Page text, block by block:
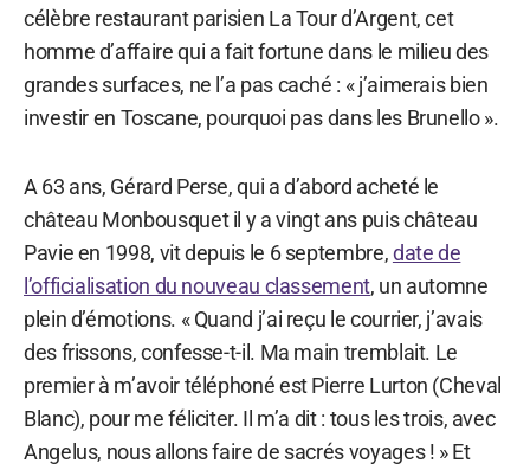
célèbre restaurant parisien La Tour d’Argent, cet
homme d’affaire qui a fait fortune dans le milieu des
grandes surfaces, ne l’a pas caché : « j’aimerais bien
investir en Toscane, pourquoi pas dans les Brunello ».
A 63 ans, Gérard Perse, qui a d’abord acheté le
château Monbousquet il y a vingt ans puis château
Pavie en 1998, vit depuis le 6 septembre,date de
l’officialisation du nouveau classement, un automne
plein d’émotions. « Quand j’ai reçu le courrier, j’avais
des frissons, confesse-t-il. Ma main tremblait. Le
premier à m’avoir téléphoné est Pierre Lurton (Cheval
Blanc), pour me féliciter. Il m’a dit : tous les trois, avec
Angelus, nous allons faire de sacrés voyages ! » Et